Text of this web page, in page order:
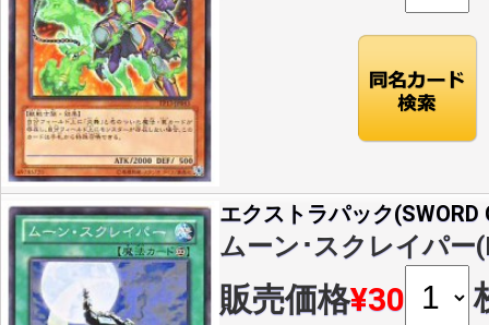
エクストラパック(SWORD
ムーン･スクレイパー
販売価格¥30